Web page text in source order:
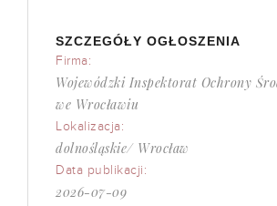
SZCZEGÓŁY OGŁOSZENIA
Firma:
Wojewódzki Inspektorat Ochrony
we Wrocławiu
Lokalizacja:
dolnośląskie/ Wrocław
Data publikacji:
2026-07-09